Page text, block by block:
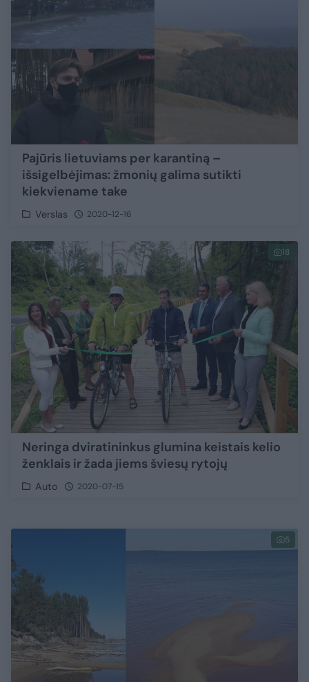
Pajūris lietuviams per karantiną –
išsigelbėjimas: žmonių galima sutikti
kiekviename take
Verslas 2020-12-16
18
Neringa dviratininkus glumina keistais kelio
ženklais ir žada jiems šviesų rytojų
Auto 2020-07-15
5